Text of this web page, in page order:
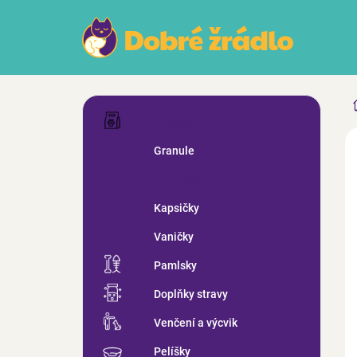
P
Přeskočit
kategorie
Granule
Kapsičky
Vaničky
Pamlsky
Doplňky stravy
Venčení a výcvik
Pelíšky